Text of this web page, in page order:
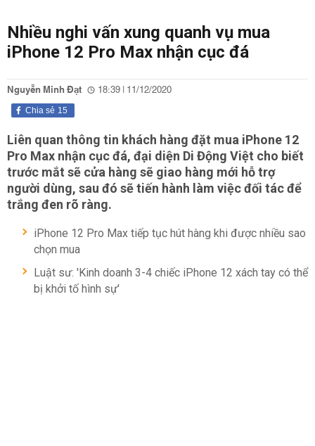
Nhiều nghi vấn xung quanh vụ mua
iPhone 12 Pro Max nhận cục đá
Nguyễn Minh Đạt 18:39 | 11/12/2020
15
Chia sẻ
Liên quan thông tin khách hàng đặt mua iPhone 12
Pro Max nhận cục đá, đại diện Di Động Việt cho biết
trước mắt sẽ cửa hàng sẽ giao hàng mới hỗ trợ
người dùng, sau đó sẽ tiến hành làm việc đối tác để
trắng đen rõ ràng.
iPhone 12 Pro Max tiếp tục hút hàng khi được nhiều sao
chọn mua
Luật sư: 'Kinh doanh 3-4 chiếc iPhone 12 xách tay có thể
bị khởi tố hình sự'